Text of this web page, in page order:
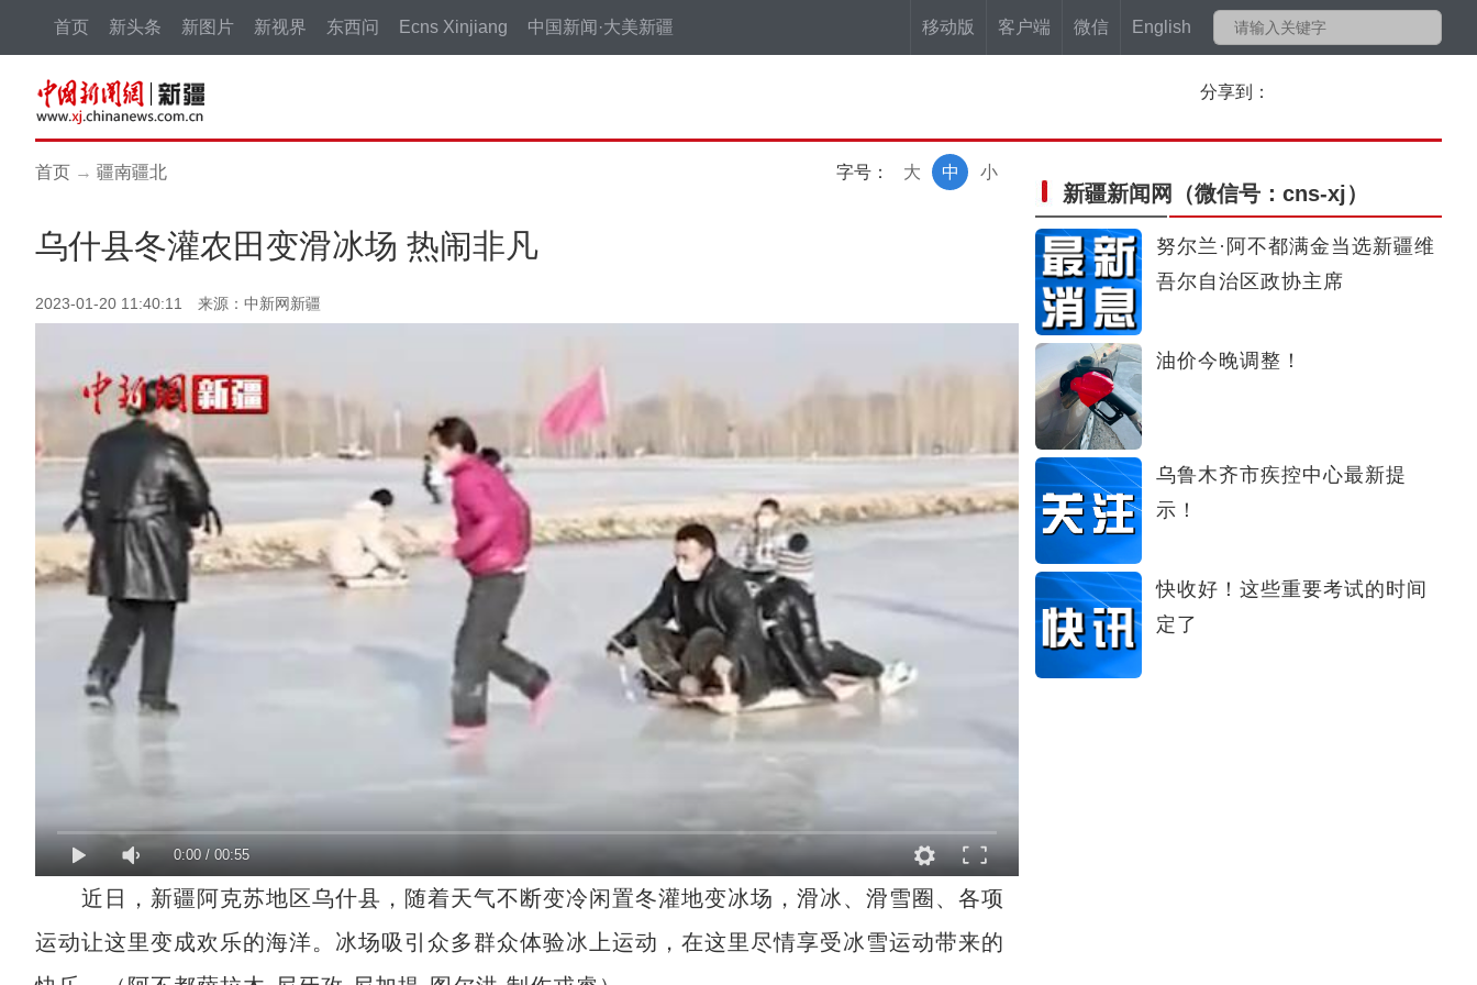
移动版 客户端 微信 English
首页 新头条 新图片 新视界 东西问 Ecns Xinjiang 中国新闻·大美新疆
分享到：
首页 → 疆南疆北 字号： 小
中
大
乌什县冬灌农田变滑冰场 热闹非凡
2023-01-20 11:40:11 来源：中新网新疆
0:00 / 00:55
近日，新疆阿克苏地区乌什县，随着天气不断变冷闲置冬灌地变冰场，滑冰、滑雪圈、各项
运动让这里变成欢乐的海洋。冰场吸引众多群众体验冰上运动，在这里尽情享受冰雪运动带来的
新疆新闻网 （微信号：cns-xj）
努尔兰·阿不都满金当选新疆维
吾尔自治区政协主席
油价今晚调整！
乌鲁木齐市疾控中心最新提
示！
快收好！这些重要考试的时间
定了